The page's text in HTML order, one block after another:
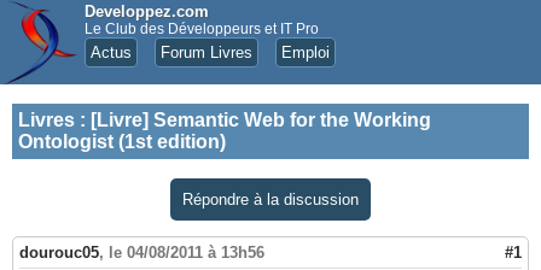
Developpez.com
Le Club des Développeurs et IT Pro
Actus Forum Livres Emploi
Livres : [Livre] Semantic Web for the Working
Ontologist (1st edition)
Répondre à la discussion
dourouc05, le 04/08/2011 à 13h56 #1